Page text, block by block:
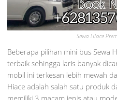
Sewa Hiace
Beberapa pilihan mini bus Sewa
terbaik sehingga laris banyak
mobil ini terkesan lebih mewah
Hiace adalah salah satu produk
memiliki 3 macam jenis atau